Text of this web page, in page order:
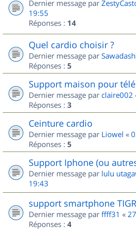
Dernier message par
19:55
Réponses : 14
Quel cardio choisir ?
Dernier message par
Réponses : 5
Support maison pour
Dernier message par claire002
Réponses : 3
Ceinture cardio
Dernier message par Liowel «
Réponses : 5
Support Iphone (ou
Dernier message par lulu
19:43
support smartphone
Dernier message par ffff31 «
Réponses : 4